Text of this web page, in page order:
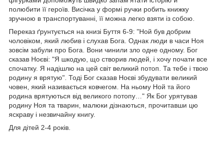
полюбити її героїв. Висічка у формі ручки робить книжку
зручною в транспортуванні, її можна легко взяти із собою.
Переказ ґрунтується на книзі Буття 6-9: "Ной був добрим
чоловіком, який любив і слухав Бога. Однак люди в часи Ноя
зовсім забули про Бога. Вони чинили зло одне одному. Бог
сказав Ноєві: "Я шкодую, що створив людей, і хочу почати все
спочатку. Я надішлю на цей світ великий потоп. Та тебе і твою
родину я врятую". Тоді Бог сказав Ноєві збудувати великий
човен, який називається ковчегом. На ньому Ной та його
родина врятуються від великого потопу…" Як Бог урятував
родину Ноя та тварин, малюки дізнаються, прочитавши цю
яскраву і незвичайну книгу.
Для дітей 2-4 років.